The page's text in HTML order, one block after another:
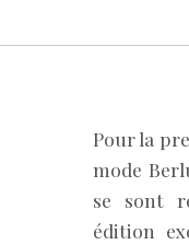
Pour la
mode
se sont
édition